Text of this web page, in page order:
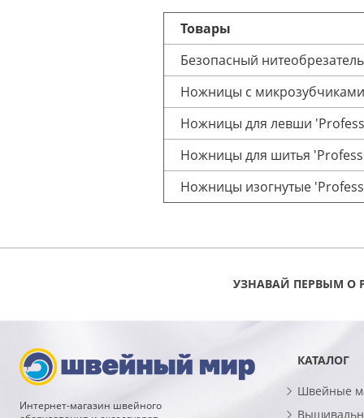
Товары
Безопасный
Ножницы с
Ножницы для левши
Ножницы для шитья
Ножницы изогнутые
УЗНАВАЙ ПЕРВЫМ О
Интернет-магазин швейного
КАТАЛОГ
Швейные